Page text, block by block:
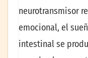
neurotransmisor
emocional, el
intestinal se